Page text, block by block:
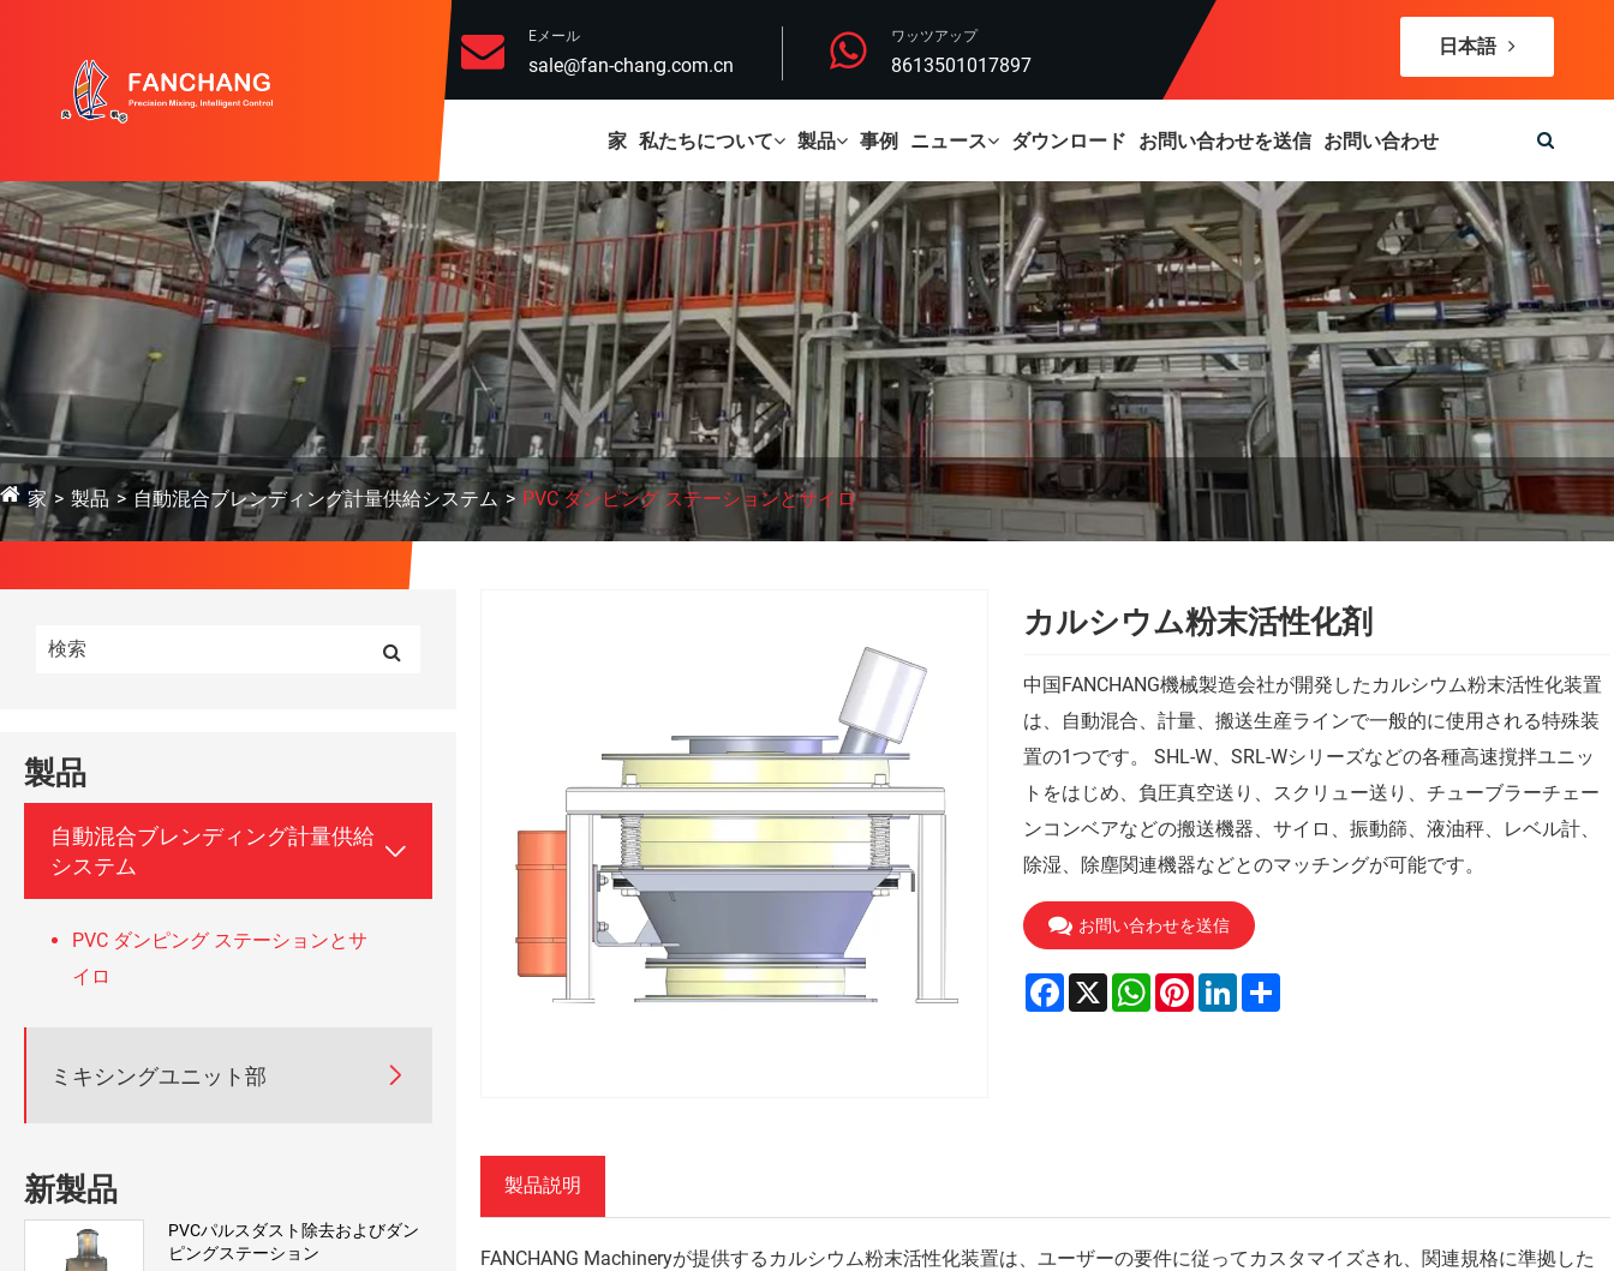
Eメール
sale@fan-chang.com.cn
ワッツアップ
8613501017897
日本語
家 私たちについて 製品 事例 ニュース ダウンロード お問い合わせを送信 お問い合わせ
家 製品 自動混合ブレンディング計量供給システム PVC ダンピング ステーションとサイロ
製品
自動混合ブレンディング計量供給
システム

PVC ダンピング ステーションとサ
イロ
ミキシングユニット部 
新製品
PVCパルスダスト除去およびダン
ピングステーション
カルシウム粉末活性化剤
中国FANCHANG機械製造会社が開発したカルシウム粉末活性化装置
は、自動混合、計量、搬送生産ラインで一般的に使用される特殊装
置の1つです。 SHL-W、SRL-Wシリーズなどの各種高速撹拌ユニッ
トをはじめ、負圧真空送り、スクリュー送り、チューブラーチェー
ンコンベアなどの搬送機器、サイロ、振動篩、液油秤、レベル計、
除湿、除塵関連機器などとのマッチングが可能です。
お問い合わせを送信
Facebook
X WhatsApp
PinterestLinkedInShare
製品説明
FANCHANG Machineryが提供するカルシウム粉末活性化装置は、ユーザーの要件に従ってカスタマイズされ、関連規格に準拠した